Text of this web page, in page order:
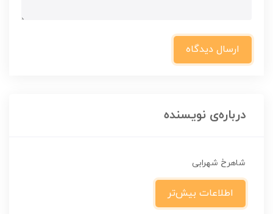
ارسال دیدگاه
درباره‌ی نویسنده
شاهرخ شهرابی
اطلاعات بیش‌تر